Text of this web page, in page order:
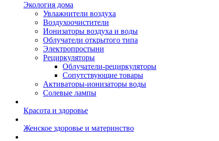
Экология дома
Увлажнители воздуха
Воздухоочистители
Ионизаторы воздуха и воды
Облучатели открытого типа
Электропростыни
Рециркуляторы
Облучатели-рециркуляторы
Сопутствующие товары
Активаторы-ионизаторы воды
Солевые лампы
Красота и здоровье
Женское здоровье и материнство